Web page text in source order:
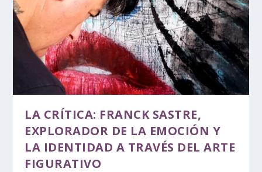
LA CRÍTICA: FRANCK SASTRE,
EXPLORADOR DE LA EMOCIÓN Y
LA IDENTIDAD A TRAVÉS DEL ARTE
FIGURATIVO